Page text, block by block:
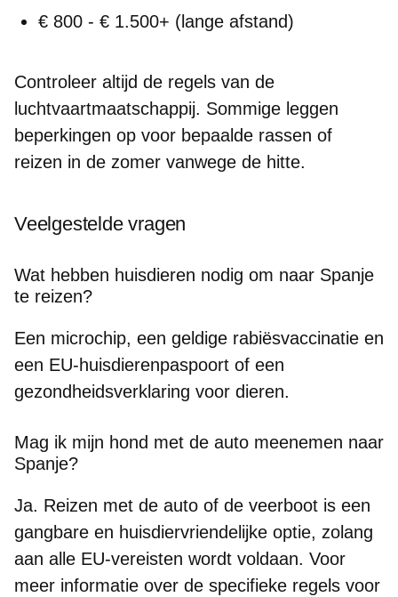
€ 800 - € 1.500+ (lange afstand)
Controleer altijd de regels van de
luchtvaartmaatschappij. Sommige leggen
beperkingen op voor bepaalde rassen of
reizen in de zomer vanwege de hitte.
Veelgestelde vragen
Wat hebben huisdieren nodig om naar Spanje
te reizen?
Een microchip, een geldige rabiësvaccinatie en
een EU-huisdierenpaspoort of een
gezondheidsverklaring voor dieren.
Mag ik mijn hond met de auto meenemen naar
Spanje?
Ja. Reizen met de auto of de veerboot is een
gangbare en huisdiervriendelijke optie, zolang
aan alle EU-vereisten wordt voldaan. Voor
meer informatie over de specifieke regels voor